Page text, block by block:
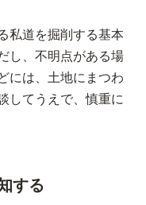
私道を掘削する基本
し、不明点がある場
には、土地にまつわ
してうえで、慎重に
する